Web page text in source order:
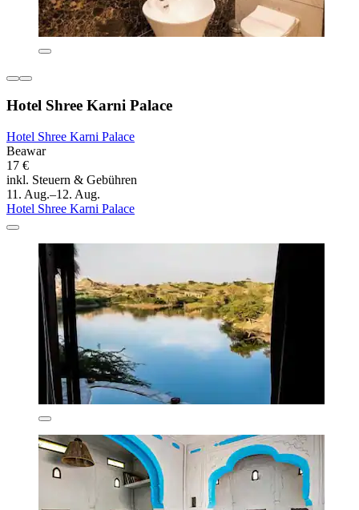
Hotel Shree Karni Palace
Hotel Shree Karni Palace
Beawar
17 €
inkl. Steuern & Gebühren
11. Aug.–12. Aug.
Hotel Shree Karni Palace